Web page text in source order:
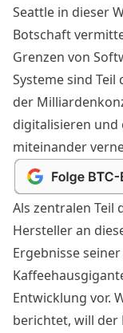
Seattle in dieser
Botschaft
Grenzen von
Systeme sind
der
digitalisieren und
miteinander
Als zentralen Teil
Hersteller an
Ergebnisse
Entwicklung vor.
berichtet, will